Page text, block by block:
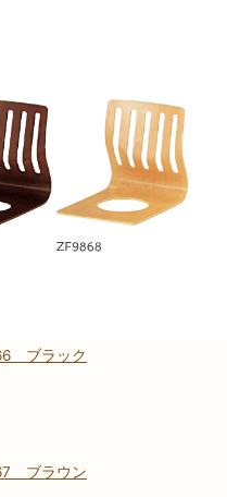
ブラック
ブラウン